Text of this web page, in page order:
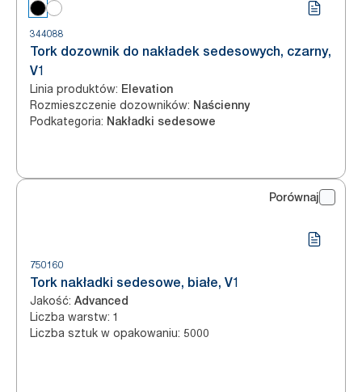
344088
Tork dozownik do nakładek sedesowych, czarny,
V1
Linia produktów: Elevation
Rozmieszczenie dozowników: Naścienny
Podkategoria: Nakładki sedesowe
Porównaj
750160
Tork nakładki sedesowe, białe, V1
Jakość: Advanced
Liczba warstw: 1
Liczba sztuk w opakowaniu: 5000